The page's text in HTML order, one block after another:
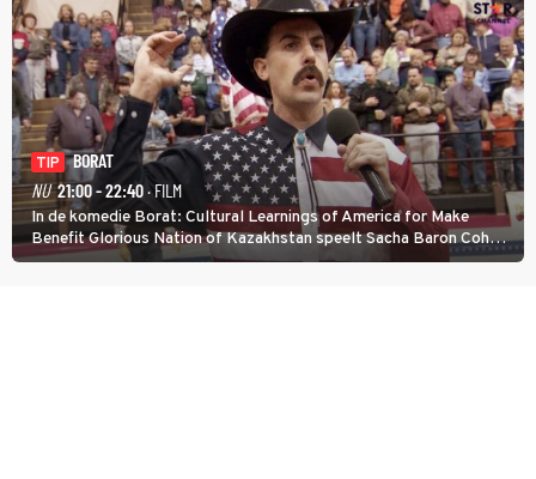
TIP
BORAT
NU 21:00 - 22:40· FILM
In de komedie Borat: Cultural Learnings of America for Make
Benefit Glorious Nation of Kazakhstan speelt Sacha Baron Cohen
een Kazachse journalist die naar Amerika komt om een tv-